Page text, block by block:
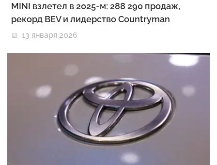
MINI взлетел в 2025-м: 288 290 продаж,
рекорд BEV и лидерство Countryman
13 января 2026